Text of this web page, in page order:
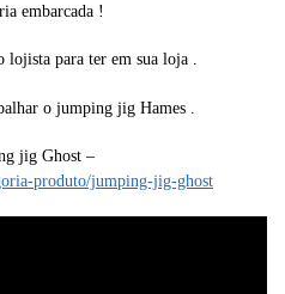
embarcada !
lojista para ter em sua loja .
o jumping jig Hames .
jig Ghost –
produto/jumping-jig-ghost